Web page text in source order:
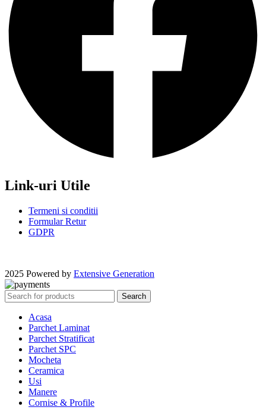
Link-uri Utile
Termeni si conditii
Formular Retur
GDPR
2025 Powered by Extensive Generation
Search
Acasa
Parchet Laminat
Parchet Stratificat
Parchet SPC
Mocheta
Ceramica
Usi
Manere
Cornise & Profile